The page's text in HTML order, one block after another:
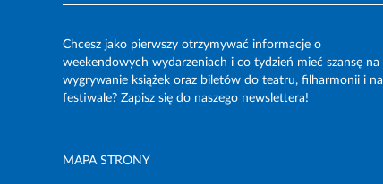
Chcesz jako pierwszy otrzymywać informacje o
weekendowych wydarzeniach i co tydzień mieć szansę na
wygrywanie książek oraz biletów do teatru, filharmonii i na
festiwale? Zapisz się do naszego newslettera!
MAPA STRONY